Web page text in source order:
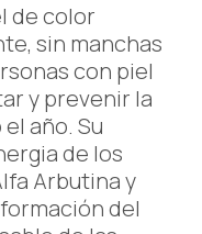
de color
sin manchas
con piel
y prevenir la
año. Su
de los
Arbutina y
del